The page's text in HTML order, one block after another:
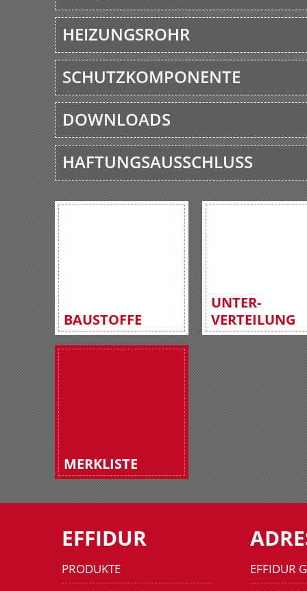
HEIZUNGSROHR
SCHUTZKOMPONENTE
DOWNLOADS
HAFTUNGSAUSSCHLUSS
BAUSTOFFE
UNTER-
VERTEILUNG
MERKLISTE
EFFIDUR
PRODUKTE
EFFIDUR